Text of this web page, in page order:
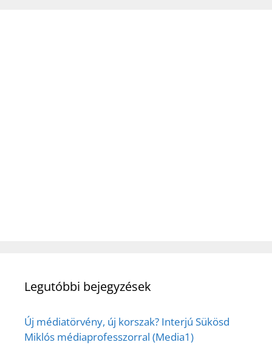
Legutóbbi bejegyzések
Új médiatörvény, új korszak? Interjú Sükösd
Miklós médiaprofesszorral (Media1)